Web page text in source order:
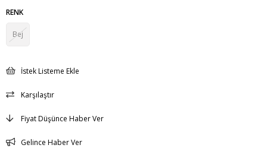
RENK
Bej
İstek Listeme Ekle
Karşılaştır
Fiyat Düşünce Haber Ver
Gelince Haber Ver